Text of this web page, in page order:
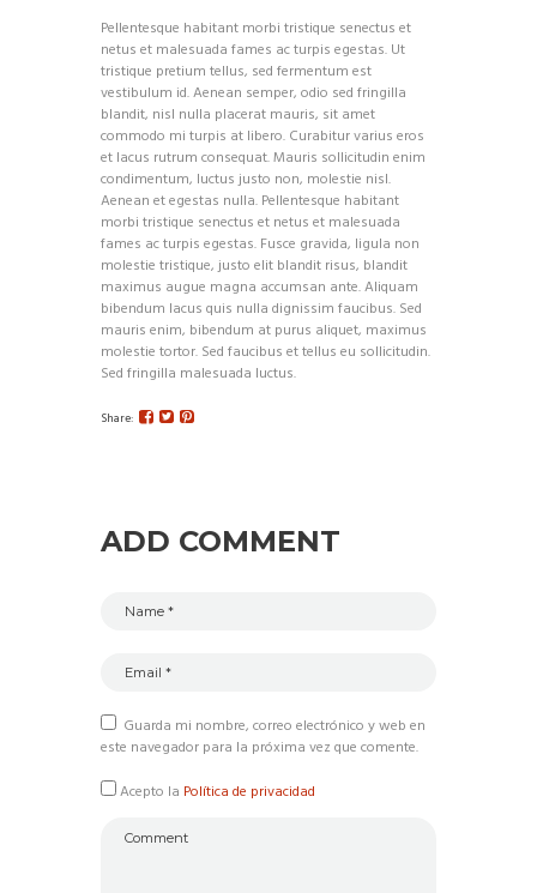
Pellentesque habitant morbi tristique senectus et
netus et malesuada fames ac turpis egestas. Ut
tristique pretium tellus, sed fermentum est
vestibulum id. Aenean semper, odio sed fringilla
blandit, nisl nulla placerat mauris, sit amet
commodo mi turpis at libero. Curabitur varius eros
et lacus rutrum consequat. Mauris sollicitudin enim
condimentum, luctus justo non, molestie nisl.
Aenean et egestas nulla. Pellentesque habitant
morbi tristique senectus et netus et malesuada
fames ac turpis egestas. Fusce gravida, ligula non
molestie tristique, justo elit blandit risus, blandit
maximus augue magna accumsan ante. Aliquam
bibendum lacus quis nulla dignissim faucibus. Sed
mauris enim, bibendum at purus aliquet, maximus
molestie tortor. Sed faucibus et tellus eu sollicitudin.
Sed fringilla malesuada luctus.
Share:
ADD COMMENT
Guarda mi nombre, correo electrónico y web en
este navegador para la próxima vez que comente.
Acepto la Política de privacidad